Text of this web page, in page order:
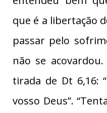
que é a libertação
passar pelo
não se
tirada de Dt 6,16:
vosso Deus”.